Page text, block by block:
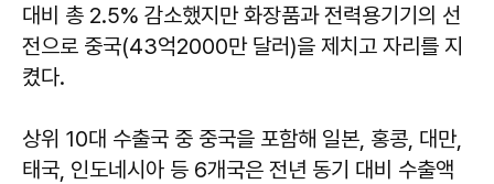
대비 총 2.5% 감소했지만 화장품과 전력용기기의 선
전으로 중국(43억2000만 달러)을 제치고 자리를 지
켰다.
상위 10대 수출국 중 중국을 포함해 일본, 홍콩, 대만,
태국, 인도네시아 등 6개국은 전년 동기 대비 수출액